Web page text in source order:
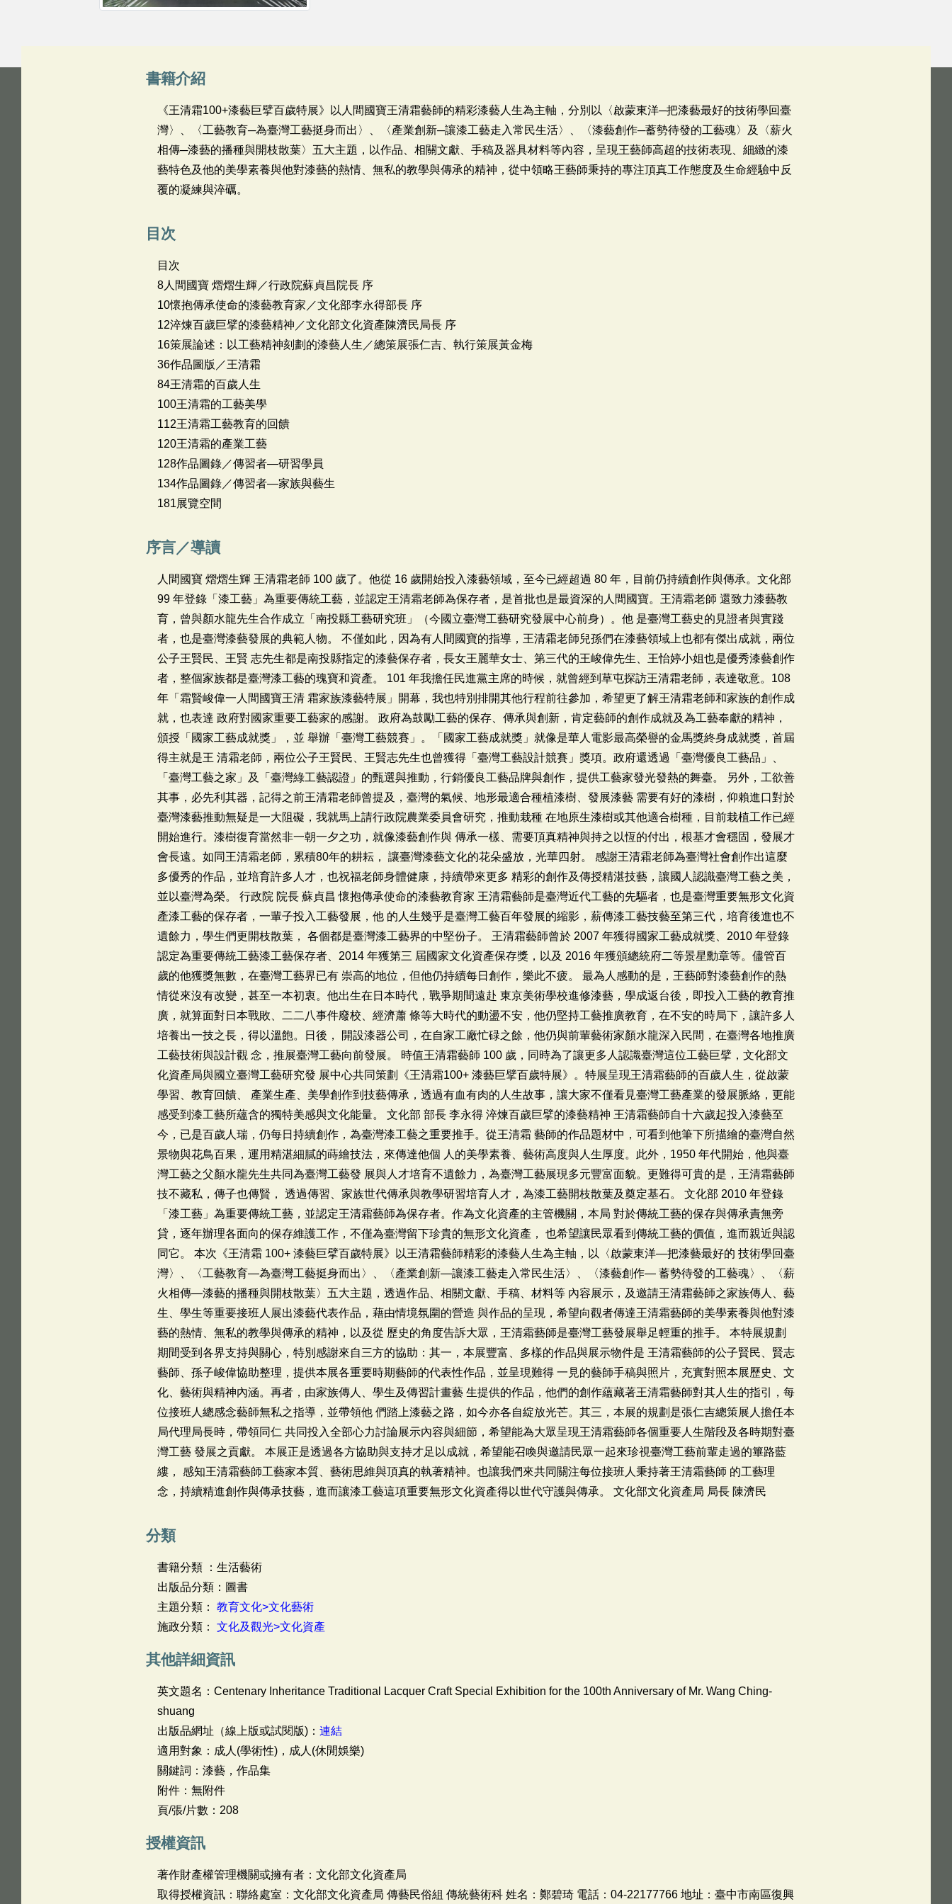
書籍介紹
《王清霜100+漆藝巨擘百歲特展》以人間國寶王清霜藝師的精彩漆藝人生為主軸，分別以〈啟蒙東洋─把漆藝最好的技術學回臺
灣〉、〈工藝教育─為臺灣工藝挺身而出〉、〈產業創新─讓漆工藝走入常民生活〉、〈漆藝創作─蓄勢待發的工藝魂〉及〈薪火
相傳─漆藝的播種與開枝散葉〉五大主題，以作品、相關文獻、手稿及器具材料等內容，呈現王藝師高超的技術表現、細緻的漆
藝特色及他的美學素養與他對漆藝的熱情、無私的教學與傳承的精神，從中領略王藝師秉持的專注頂真工作態度及生命經驗中反
覆的凝練與淬礪。
目次
目次
8人間國寶 熠熠生輝／行政院蘇貞昌院長 序
10懷抱傳承使命的漆藝教育家／文化部李永得部長 序
12淬煉百歲巨擘的漆藝精神／文化部文化資產陳濟民局長 序
16策展論述：以工藝精神刻劃的漆藝人生／總策展張仁吉、執行策展黃金梅
36作品圖版／王清霜
84王清霜的百歲人生
100王清霜的工藝美學
112王清霜工藝教育的回饋
120王清霜的產業工藝
128作品圖錄／傳習者—研習學員
134作品圖錄／傳習者—家族與藝生
181展覽空間
序言／導讀
人間國寶 熠熠生輝 王清霜老師 100 歲了。他從 16 歲開始投入漆藝領域，至今已經超過 80 年，目前仍持續創作與傳承。文化部
99 年登錄「漆工藝」為重要傳統工藝，並認定王清霜老師為保存者，是首批也是最資深的人間國寶。王清霜老師 還致力漆藝教
育，曾與顏水龍先生合作成立「南投縣工藝研究班」（今國立臺灣工藝研究發展中心前身）。他 是臺灣工藝史的見證者與實踐
者，也是臺灣漆藝發展的典範人物。 不僅如此，因為有人間國寶的指導，王清霜老師兒孫們在漆藝領域上也都有傑出成就，兩位
公子王賢民、王賢 志先生都是南投縣指定的漆藝保存者，長女王麗華女士、第三代的王峻偉先生、王怡婷小姐也是優秀漆藝創作
者，整個家族都是臺灣漆工藝的瑰寶和資產。 101 年我擔任民進黨主席的時候，就曾經到草屯探訪王清霜老師，表達敬意。108
年「霜賢峻偉一人間國寶王清 霜家族漆藝特展」開幕，我也特別排開其他行程前往參加，希望更了解王清霜老師和家族的創作成
就，也表達 政府對國家重要工藝家的感謝。 政府為鼓勵工藝的保存、傳承與創新，肯定藝師的創作成就及為工藝奉獻的精神，
頒授「國家工藝成就獎」，並 舉辦「臺灣工藝競賽」。「國家工藝成就獎」就像是華人電影最高榮譽的金馬獎終身成就獎，首屆
得主就是王 清霜老師，兩位公子王賢民、王賢志先生也曾獲得「臺灣工藝設計競賽」獎項。政府還透過「臺灣優良工藝品」、
「臺灣工藝之家」及「臺灣綠工藝認證」的甄選與推動，行銷優良工藝品牌與創作，提供工藝家發光發熱的舞臺。 另外，工欲善
其事，必先利其器，記得之前王清霜老師曾提及，臺灣的氣候、地形最適合種植漆樹、發展漆藝 需要有好的漆樹，仰賴進口對於
臺灣漆藝推動無疑是一大阻礙，我就馬上請行政院農業委員會研究，推動栽種 在地原生漆樹或其他適合樹種，目前栽植工作已經
開始進行。漆樹復育當然非一朝一夕之功，就像漆藝創作與 傳承一樣、需要頂真精神與持之以恆的付出，根基才會穩固，發展才
會長遠。如同王清霜老師，累積80年的耕耘， 讓臺灣漆藝文化的花朵盛放，光華四射。 感謝王清霜老師為臺灣社會創作出這麼
多優秀的作品，並培育許多人才，也祝福老師身體健康，持續帶來更多 精彩的創作及傳授精湛技藝，讓國人認識臺灣工藝之美，
並以臺灣為榮。 行政院 院長 蘇貞昌 懷抱傳承使命的漆藝教育家 王清霜藝師是臺灣近代工藝的先驅者，也是臺灣重要無形文化資
產漆工藝的保存者，一輩子投入工藝發展，他 的人生幾乎是臺灣工藝百年發展的縮影，薪傳漆工藝技藝至第三代，培育後進也不
遺餘力，學生們更開枝散葉， 各個都是臺灣漆工藝界的中堅份子。 王清霜藝師曾於 2007 年獲得國家工藝成就獎、2010 年登錄
認定為重要傳統工藝漆工藝保存者、2014 年獲第三 屆國家文化資產保存獎，以及 2016 年獲頒總統府二等景星勳章等。儘管百
歲的他獲獎無數，在臺灣工藝界已有 崇高的地位，但他仍持續每日創作，樂此不疲。 最為人感動的是，王藝師對漆藝創作的熱
情從來沒有改變，甚至一本初衷。他出生在日本時代，戰爭期間遠赴 東京美術學校進修漆藝，學成返台後，即投入工藝的教育推
廣，就算面對日本戰敗、二二八事件廢校、經濟蕭 條等大時代的動盪不安，他仍堅持工藝推廣教育，在不安的時局下，讓許多人
培養出一技之長，得以溫飽。日後， 開設漆器公司，在自家工廠忙碌之餘，他仍與前輩藝術家顏水龍深入民間，在臺灣各地推廣
工藝技術與設計觀 念，推展臺灣工藝向前發展。 時值王清霜藝師 100 歲，同時為了讓更多人認識臺灣這位工藝巨擘，文化部文
化資產局與國立臺灣工藝研究發 展中心共同策劃《王清霜100+ 漆藝巨擘百歲特展》。特展呈現王清霜藝師的百歲人生，從啟蒙
學習、教育回饋、 產業生產、美學創作到技藝傳承，透過有血有肉的人生故事，讓大家不僅看見臺灣工藝產業的發展脈絡，更能
感受到漆工藝所蘊含的獨特美感與文化能量。 文化部 部長 李永得 淬煉百歲巨擘的漆藝精神 王清霜藝師自十六歲起投入漆藝至
今，已是百歲人瑞，仍每日持續創作，為臺灣漆工藝之重要推手。從王清霜 藝師的作品題材中，可看到他筆下所描繪的臺灣自然
景物與花鳥百果，運用精湛細膩的蒔繪技法，來傳達他個 人的美學素養、藝術高度與人生厚度。此外，1950 年代開始，他與臺
灣工藝之父顏水龍先生共同為臺灣工藝發 展與人才培育不遺餘力，為臺灣工藝展現多元豐富面貌。更難得可貴的是，王清霜藝師
技不藏私，傳子也傳賢， 透過傳習、家族世代傳承與教學研習培育人才，為漆工藝開枝散葉及奠定基石。 文化部 2010 年登錄
「漆工藝」為重要傳統工藝，並認定王清霜藝師為保存者。作為文化資產的主管機關，本局 對於傳統工藝的保存與傳承責無旁
貸，逐年辦理各面向的保存維護工作，不僅為臺灣留下珍貴的無形文化資產， 也希望讓民眾看到傳統工藝的價值，進而親近與認
同它。 本次《王清霜 100+ 漆藝巨擘百歲特展》以王清霜藝師精彩的漆藝人生為主軸，以〈啟蒙東洋—把漆藝最好的 技術學回臺
灣〉、〈工藝教育—為臺灣工藝挺身而出〉、〈產業創新—讓漆工藝走入常民生活〉、〈漆藝創作— 蓄勢待發的工藝魂〉、〈薪
火相傳—漆藝的播種與開枝散葉〉五大主題，透過作品、相關文獻、手稿、材料等 內容展示，及邀請王清霜藝師之家族傳人、藝
生、學生等重要接班人展出漆藝代表作品，藉由情境氛圍的營造 與作品的呈現，希望向觀者傳達王清霜藝師的美學素養與他對漆
藝的熱情、無私的教學與傳承的精神，以及從 歷史的角度告訴大眾，王清霜藝師是臺灣工藝發展舉足輕重的推手。 本特展規劃
期間受到各界支持與關心，特別感謝來自三方的協助：其一，本展豐富、多樣的作品與展示物件是 王清霜藝師的公子賢民、賢志
藝師、孫子峻偉協助整理，提供本展各重要時期藝師的代表性作品，並呈現難得 一見的藝師手稿與照片，充實對照本展歷史、文
化、藝術與精神內涵。再者，由家族傳人、學生及傳習計畫藝 生提供的作品，他們的創作蘊藏著王清霜藝師對其人生的指引，每
位接班人總感念藝師無私之指導，並帶領他 們踏上漆藝之路，如今亦各自綻放光芒。其三，本展的規劃是張仁吉總策展人擔任本
局代理局長時，帶領同仁 共同投入全部心力討論展示內容與細節，希望能為大眾呈現王清霜藝師各個重要人生階段及各時期對臺
灣工藝 發展之貢獻。 本展正是透過各方協助與支持才足以成就，希望能召喚與邀請民眾一起來珍視臺灣工藝前輩走過的篳路藍
縷， 感知王清霜藝師工藝家本質、藝術思維與頂真的執著精神。也讓我們來共同關注每位接班人秉持著王清霜藝師 的工藝理
念，持續精進創作與傳承技藝，進而讓漆工藝這項重要無形文化資產得以世代守護與傳承。 文化部文化資產局 局長 陳濟民
分類
書籍分類 ：生活藝術
出版品分類：圖書
主題分類： 教育文化>文化藝術
施政分類： 文化及觀光>文化資產
其他詳細資訊
英文題名： Centenary Inheritance Traditional Lacquer Craft Special Exhibition for the 100th Anniversary of Mr. Wang Ching-
shuang
出版品網址（線上版或試閱版)： 連結
適用對象：成人(學術性)，成人(休閒娛樂)
關鍵詞：漆藝，作品集
附件：無附件
頁/張/片數：208
授權資訊
著作財產權管理機關或擁有者：文化部文化資產局
取得授權資訊：聯絡處室：文化部文化資產局 傳藝民俗組 傳統藝術科 姓名：鄭碧琦 電話：04-22177766 地址：臺中市南區復興